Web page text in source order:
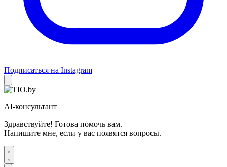
Подписаться на Instagram
AI-консультант
Здравствуйте! Готова помочь вам.
Напишите мне, если у вас появятся вопросы.